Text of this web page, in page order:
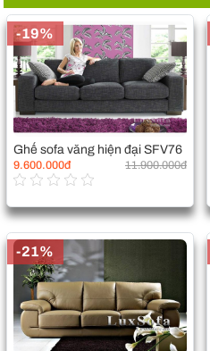
Ghế sofa văng hiện đại SFV76
9.600.000đ 11.900.000đ
-19%
-21%